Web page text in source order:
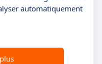
automatiquement